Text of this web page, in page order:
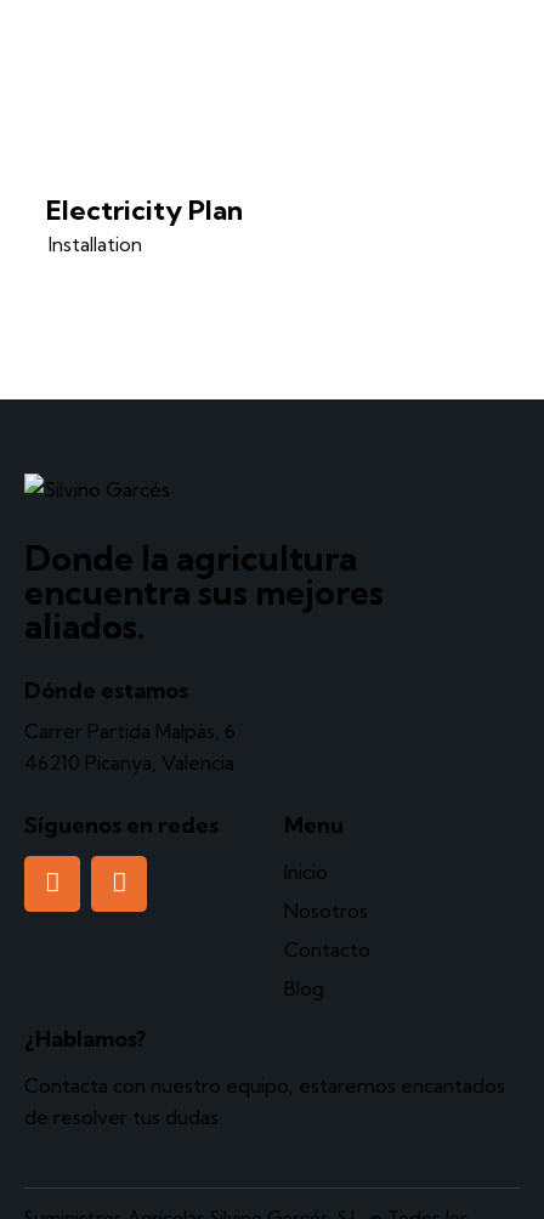
Electricity Plan
Installation
Donde la agricultura
encuentra sus mejores
aliados.
Dónde estamos
Carrer Partida Malpàs, 6
46210 Picanya, Valencia
Síguenos en redes Menu
Inicio
Nosotros
Contacto
Blog
¿Hablamos?
Contacta con nuestro equipo, estaremos encantados
de resolver tus dudas.